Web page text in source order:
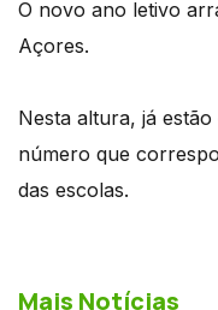
O novo ano letivo
Açores.
Nesta altura, já
número que
das escolas.
Mais Notícias